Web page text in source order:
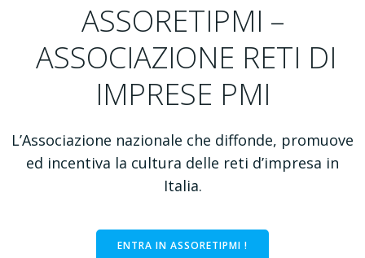
ASSORETIPMI –
ASSOCIAZIONE RETI DI
IMPRESE PMI
L’Associazione nazionale che diffonde, promuove
ed incentiva la cultura delle reti d’impresa in
Italia.
ENTRA IN ASSORETIPMI !